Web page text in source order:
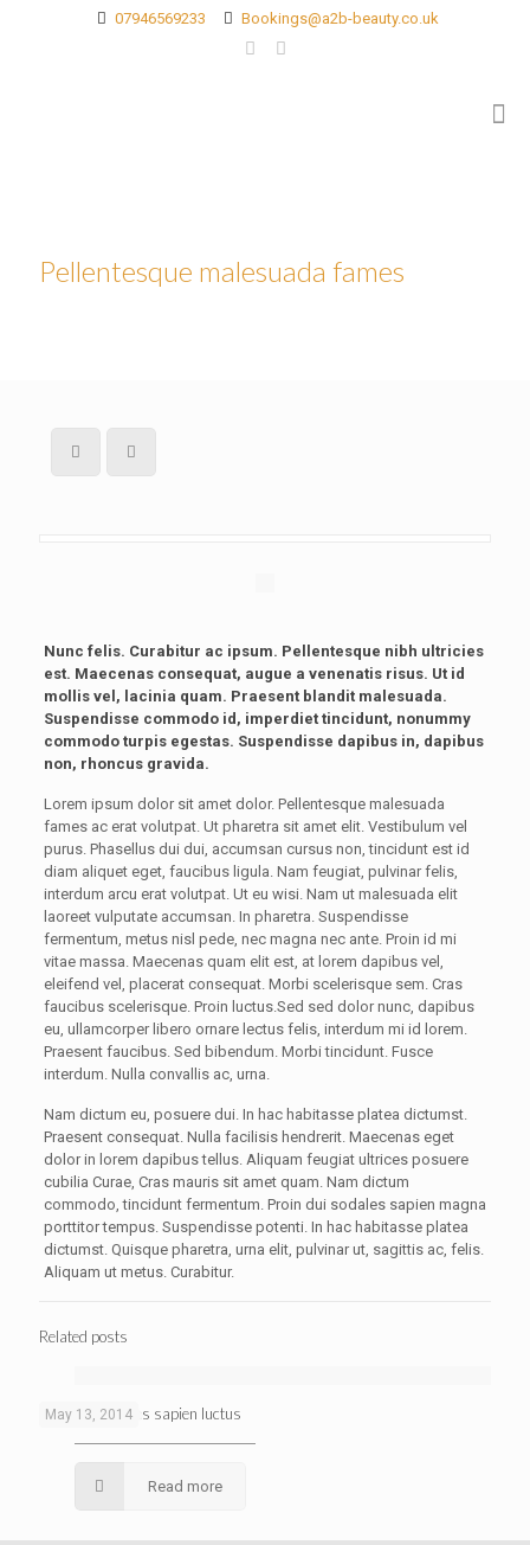
07946569233 Bookings@a2b-beauty.co.uk
Pellentesque malesuada fames
Nunc felis. Curabitur ac ipsum. Pellentesque nibh ultricies
est. Maecenas consequat, augue a venenatis risus. Ut id
mollis vel, lacinia quam. Praesent blandit malesuada.
Suspendisse commodo id, imperdiet tincidunt, nonummy
commodo turpis egestas. Suspendisse dapibus in, dapibus
non, rhoncus gravida.
Lorem ipsum dolor sit amet dolor. Pellentesque malesuada
fames ac erat volutpat. Ut pharetra sit amet elit. Vestibulum vel
purus. Phasellus dui dui, accumsan cursus non, tincidunt est id
diam aliquet eget, faucibus ligula. Nam feugiat, pulvinar felis,
interdum arcu erat volutpat. Ut eu wisi. Nam ut malesuada elit
laoreet vulputate accumsan. In pharetra. Suspendisse
fermentum, metus nisl pede, nec magna nec ante. Proin id mi
vitae massa. Maecenas quam elit est, at lorem dapibus vel,
eleifend vel, placerat consequat. Morbi scelerisque sem. Cras
faucibus scelerisque. Proin luctus.Sed sed dolor nunc, dapibus
eu, ullamcorper libero ornare lectus felis, interdum mi id lorem.
Praesent faucibus. Sed bibendum. Morbi tincidunt. Fusce
interdum. Nulla convallis ac, urna.
Nam dictum eu, posuere dui. In hac habitasse platea dictumst.
Praesent consequat. Nulla facilisis hendrerit. Maecenas eget
dolor in lorem dapibus tellus. Aliquam feugiat ultrices posuere
cubilia Curae, Cras mauris sit amet quam. Nam dictum
commodo, tincidunt fermentum. Proin dui sodales sapien magna
porttitor tempus. Suspendisse potenti. In hac habitasse platea
dictumst. Quisque pharetra, urna elit, pulvinar ut, sagittis ac, felis.
Aliquam ut metus. Curabitur.
Related posts
May 13, 2014
Proin dui sodales sapien luctus
Read more